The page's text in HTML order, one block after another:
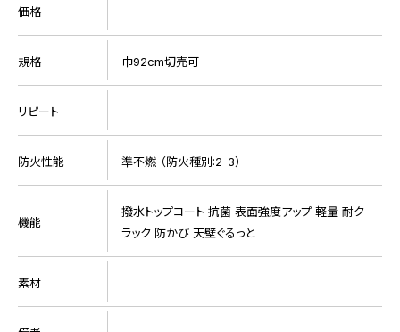
価格
規格 巾92cm切売可
リピート
防火性能 準不燃 （防火種別:2-3）
機能
撥水トップコート 抗菌 表面強度アップ 軽量 耐ク
ラック 防かび 天壁ぐるっと
素材